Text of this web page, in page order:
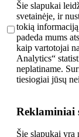
Šie slapukai
svetainėje, ir
tokią
padeda mums
kaip vartotojai
Analytics“
neplatiname.
tiesiogiai jūsų
Reklaminiai
Šie slapukai yra